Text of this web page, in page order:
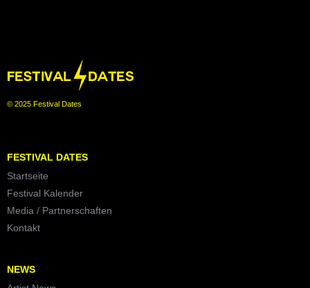
© 2025 Festival Dates
FESTIVAL DATES
Startseite
Festival Kalender
Media / Partnerschaften
Kontakt
NEWS